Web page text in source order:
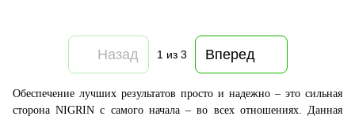
Назад 1из 3 Вперед
Обеспечение лучших результатов просто и надежно – это сильная
сторона NIGRIN с самого начала – во всех отношениях. Данная